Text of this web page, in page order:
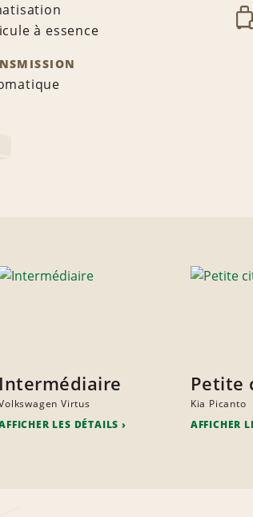
à essence
Intermédiaire
Virtus
LES DÉTAILS
Petite
Kia Picanto
AFFICHER